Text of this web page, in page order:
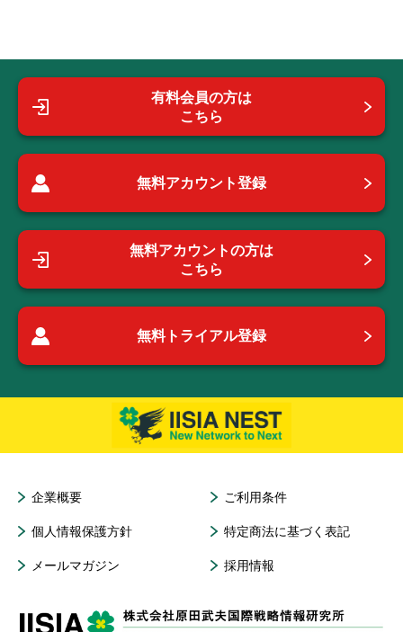
有料会員の方は
こちら
無料アカウント登録
無料アカウントの方は
こちら
無料トライアル登録
企業概要 ご利用条件
個人情報保護方針 特定商法に基づく表記
メールマガジン 採用情報